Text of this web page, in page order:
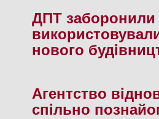
ДПТ заборонили
нового
Агентство
спiльно